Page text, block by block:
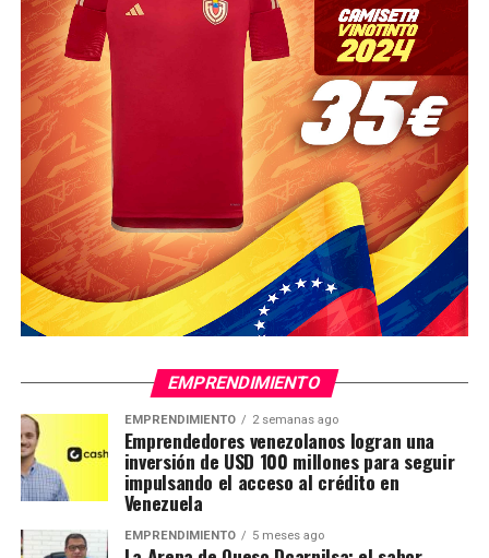
EMPRENDIMIENTO
EMPRENDIMIENTO 2 semanas ago
Emprendedores venezolanos logran una
inversión de USD 100 millones para seguir
impulsando el acceso al crédito en
Venezuela
EMPRENDIMIENTO 5 meses ago